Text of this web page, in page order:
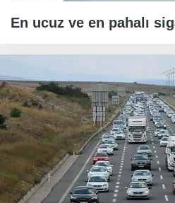
En ucuz ve en pahalı